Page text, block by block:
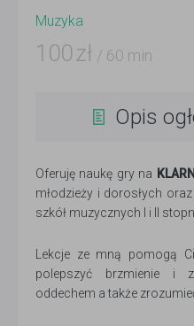
Muzyka
100 zł / 60 min
Opis
Oferuję naukę gry na
młodzieży i dorosłych oraz
szkół muzycznych I i II
Lekcje ze mną pomogą
polepszyć brzmienie i
oddechem a także